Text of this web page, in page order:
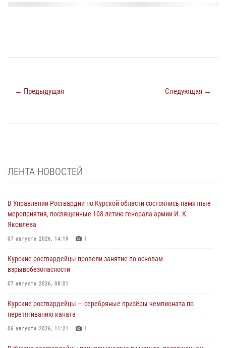
← Предыдущая Следующая →
ЛЕНТА НОВОСТЕЙ
В Управлении Росгвардии по Курской области состоялись памятные
мероприятия, посвященные 108-летию генерала армии И. К.
Яковлева
07 августа 2026, 14:19 1
Курские росгвардейцы провели занятие по основам
взрывобезопасности
07 августа 2026, 08:01
Курские росгвардейцы — серебряные призёры чемпионата по
перетягиванию каната
06 августа 2026, 11:21 1